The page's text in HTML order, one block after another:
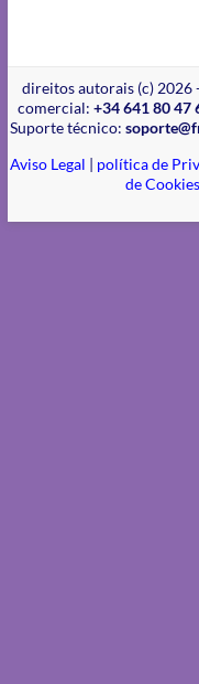
direitos autorais (c) 2026
comercial:+34 641 80 47
Suporte técnico:
Aviso Legal | política de
de Cookies